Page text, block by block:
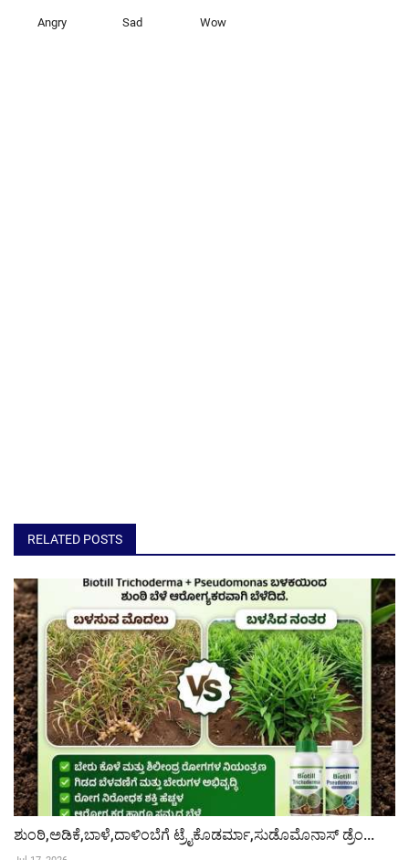
Angry Sad Wow
RELATED POSTS
ಶುಂಠಿ,ಅಡಿಕೆ,ಬಾಳೆ,ದಾಳಿಂಬೆಗೆ ಟ್ರೈಕೊಡರ್ಮಾ,ಸುಡೊಮೊನಾಸ್ ಡ್ರೆಂ...